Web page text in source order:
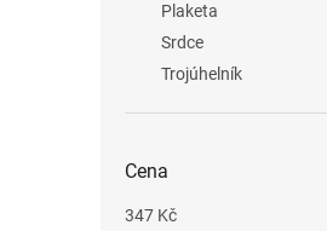
Plaketa
Srdce
Trojúhelník
Cena
347 Kč